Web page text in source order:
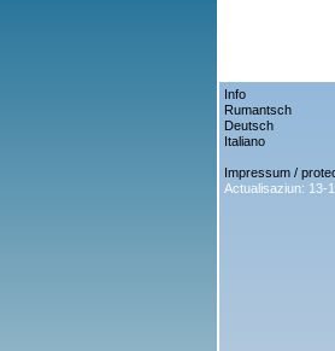
Info
Rumantsch
Deutsch
Italiano
Impressum /
Actualisaziun: 13-